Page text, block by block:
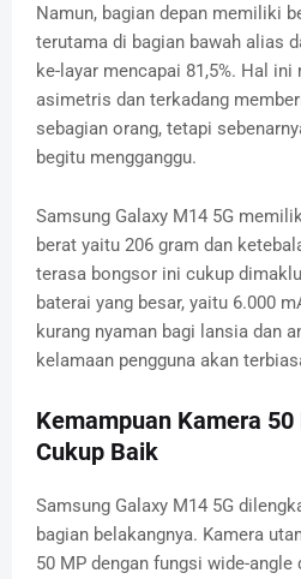
Namun, bagian depan memiliki
terutama di bagian bawah alias
ke-layar mencapai 81,5%. Hal
asimetris dan terkadang
sebagian orang, tetapi
begitu mengganggu.
Samsung Galaxy M14 5G
berat yaitu 206 gram dan
terasa bongsor ini cukup
baterai yang besar, yaitu 6.000
kurang nyaman bagi lansia dan
kelamaan pengguna akan
Kemampuan Kamera
Cukup Baik
Samsung Galaxy M14 5G
bagian belakangnya. Kamera
50 MP dengan fungsi wide-angle